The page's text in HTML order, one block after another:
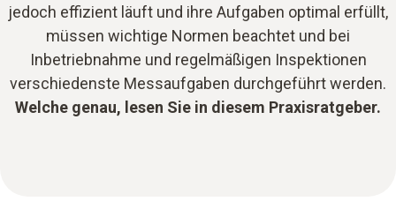
jedoch effizient läuft und ihre Aufgaben optimal erfüllt,
müssen wichtige Normen beachtet und bei
Inbetriebnahme und regelmäßigen Inspektionen
verschiedenste Messaufgaben durchgeführt werden.
Welche genau, lesen Sie in diesem Praxisratgeber.